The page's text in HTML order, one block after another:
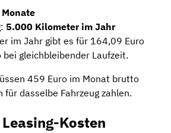
5.000 Kilometer im Jahr
im Jahr gibt es für 164,09 Euro
gleichbleibender Laufzeit.
459 Euro im Monat brutto
für dasselbe Fahrzeug zahlen.
Kosten